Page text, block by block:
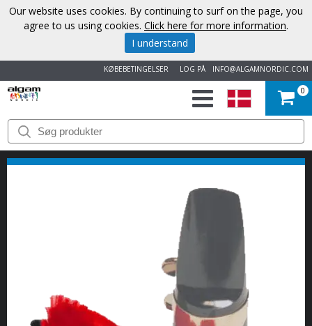
INFO@ALGAMNORDIC.COM
LOG PÅ
KØBEBETINGELSER
START
VAREMÆRKER
KONTAKT
0
Our website uses cookies. By continuing to surf on the page, you
agree to us using cookies. Click here for more information.
I understand